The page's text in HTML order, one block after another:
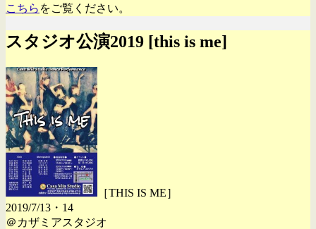
こちら をご覧ください。
スタジオ公演2019 [this is me]
［THIS IS ME］
2019/7/13・14
＠カザミアスタジオ